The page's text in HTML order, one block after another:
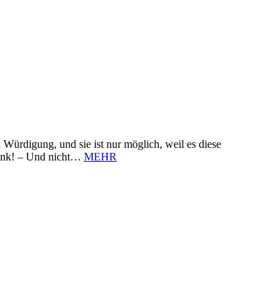
und sie ist nur möglich, weil es diese
– Und nicht… MEHR